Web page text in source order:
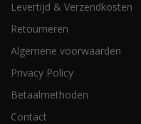
Levertijd & Verzendkosten
Retourneren
Algemene voorwaarden
Privacy Policy
Betaalmethoden
Contact